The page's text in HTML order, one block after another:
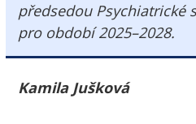
předsedouPsychiatrické
pro období 2025–2028.
Kamila Jušková